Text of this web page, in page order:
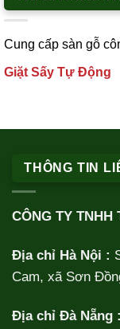
Cung cấp sàn gỗ
Giặt Sấy Tự Động
THÔNG TIN
CÔNG TY TNHH
Địa chỉ Hà Nội :
Cam, xã Sơn
Địa chỉ Đà Nẵng :